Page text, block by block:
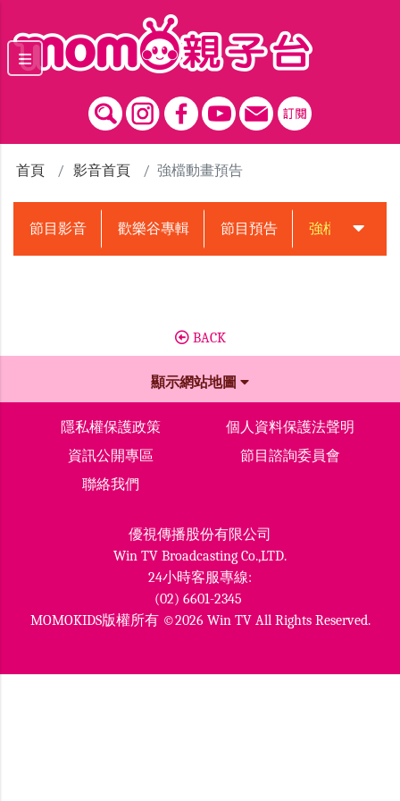
首頁 影音首頁 強檔動畫預告
節目影音 歡樂谷專輯 節目預告 強檔動畫預告
BACK
顯示網站地圖
隱私權保護政策
個人資料保護法聲明
資訊公開專區
節目諮詢委員會
聯絡我們
優視傳播股份有限公司
Win TV Broadcasting Co.,LTD.
24小時客服專線:
(02) 6601-2345
MOMOKIDS版權所有 ©2026 Win TV All Rights Reserved.